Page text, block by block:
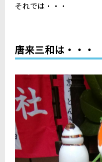
それでは・・・
唐来三和は・・・